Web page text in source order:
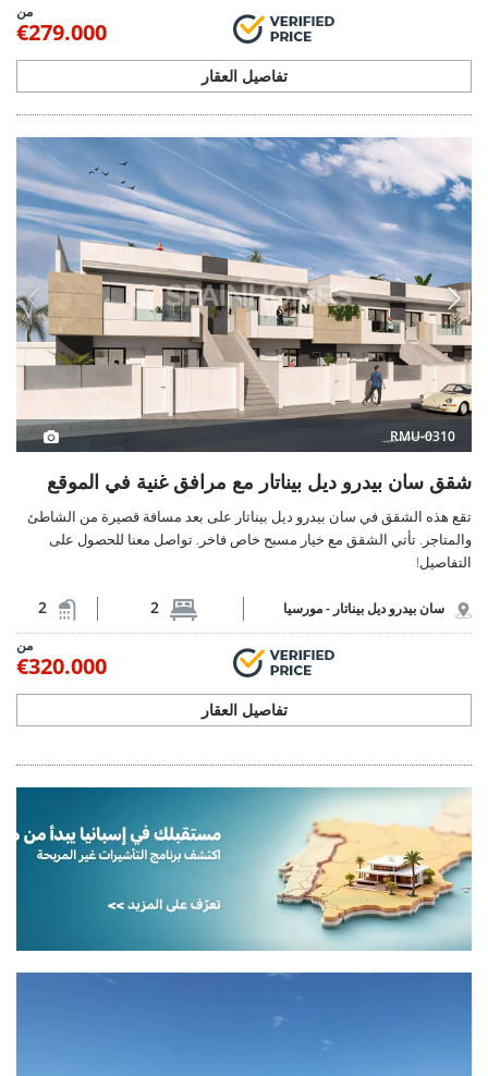
من
€279.000
تفاصيل العقار
RMU-0310
شقق سان بيدرو ديل بيناتار مع مرافق غنية في الموقع
تقع هذه الشقق في سان بيدرو ديل بيناتار على بعد مسافة قصيرة من الشاطئ
والمتاجر. تأتي الشقق مع خيار مسبح خاص فاخر. تواصل معنا للحصول على
التفاصيل!
سان بيدرو ديل بيناتار -مورسيا 2
2
من
€320.000
تفاصيل العقار